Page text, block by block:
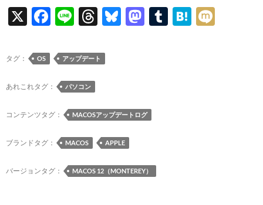
X
F
e
b
o
o
Li
e
T
e
a
Bl M
n
T
H
タグ： OS アップデート
あれこれタグ： パソコン
コンテンツタグ： MACOSアップデートログ
ブランドタグ： MACOS APPLE
バージョンタグ： MACOS 12（MONTEREY）